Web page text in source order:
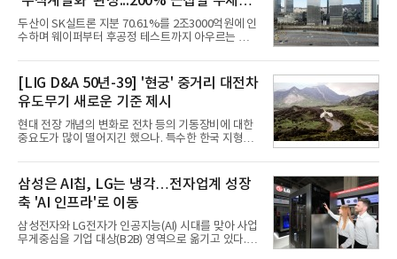
리서치에 따르면 갤럭시 Z8 시리즈의 글로벌 사전판
매량은 전작 대비 30% 이상 증가했다. 국내 사전판매
량은 전작 대비 39% 늘었고 유럽에서도 20% 이상
증가했다. 미국에서도 역대 폴드 시리즈 가운데 가장
폼팩터 변화가 영향
율 부담
두산이 SK실트론 지분 70.61%를 2조3000억원에 인
수하며 웨이퍼부터 후공정 테스트까지 아우르는 반도
지난해 5742억원의 순손실을 내며 신용등급 하향검
토 대상에 올라 있다. 두산의 연결 기준 부채비율도 인
수금융 1조원을 가정할 경우 200%에 근접한 191%
까지 오를 것으로 신용평가사들은 추산하고 있다.10
일 금융감독원 전자공시와 업계 등에 따르면 ㈜두산
은 지난달 31일 이사회를 열고 SK㈜가 보유한 SK실
트론 지분 70.61%를 인수하는 주식매매계약(SPA)
다. 매각 대상 지분은 SK㈜가
[LIG D&A 50년-39] '현궁' 중거리 대전차
유도무기 새로운 기준 제시
현대 전장 개념의 변화로 전차 등의 기동장비에 대한
중요도가 많이 떨어지긴 했으나. 특수한 한국 지형을
로 평가되고 있다. 그러나 우리 군이 운용 중인 대전차
무기는 관통력과 유효사거리 모두 만족스럽지 못해
적 전차 파괴에 효과적이지 못했다. 특히 노후화된 대
전차 무기에 대한 군수지원이 미흡해 전력 발휘가 어
려웠다.따라서 부족한 사거리의 한계를 극복하고 아
군의 생존성을 극대화할 수 있는 대전차 유도무기 개
발이 절실했다.2007년부터 국방과학연구소(ADD) 주
삼성은 AI칩, LG는 냉각…전자업계 성장
축 'AI 인프라'로 이동
삼성전자와 LG전자가 인공지능(AI) 시대를 맞아 사업
무게중심을 기업 대상(B2B) 영역으로 옮기고 있다.